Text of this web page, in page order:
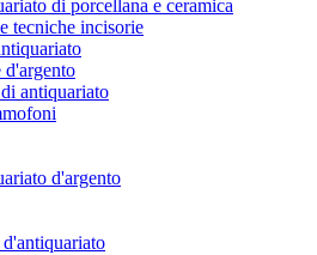
di porcellana e ceramica
tecniche incisorie
d'argento
antiquariato
d'argento